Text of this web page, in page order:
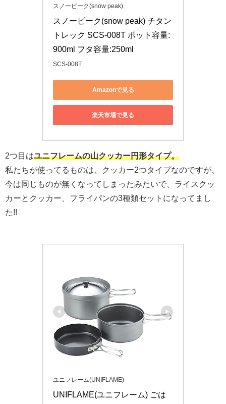
スノーピーク(snow peak)
スノーピーク(snow peak) チタン
トレック SCS-008T ポット容量:
900ml フタ容量:250ml
SCS-008T
Amazonで見る
楽天市場で見る
2つ目はユニフレームの山クッカー円形タイプ。
私たちが使ってるものは、クッカー2つタイプなのですが、
今は同じものが無くなってしまったみたいで、ライスクッ
カーとクッカー、フライパンの3種類セットになってまし
た!!
ユニフレーム(UNIFLAME)
UNIFLAME(ユニフレーム) ごは